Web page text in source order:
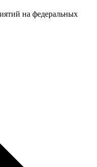
на федеральных